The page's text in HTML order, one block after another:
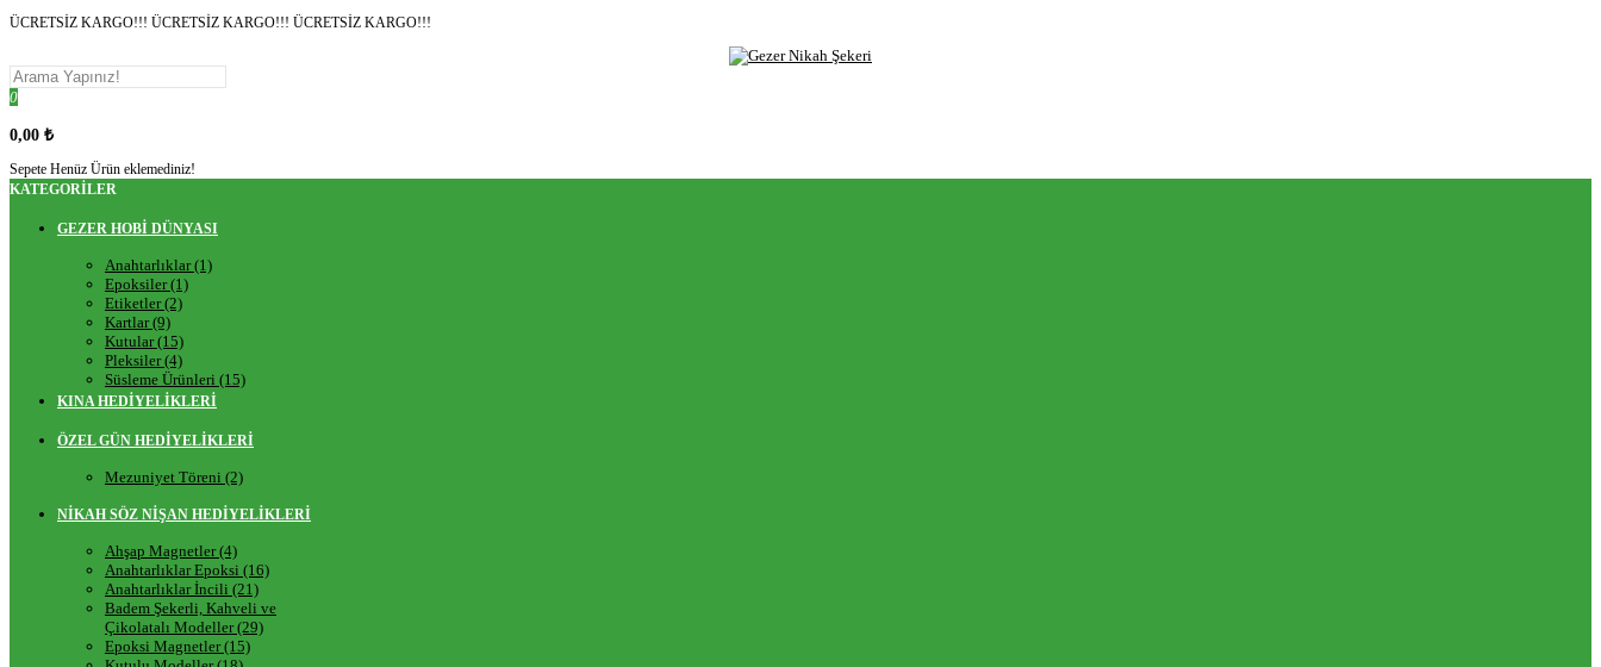
ÜCRETSİZ KARGO!!! ÜCRETSİZ KARGO!!! ÜCRETSİZ KARGO!!!
0
0,00 ₺
Sepete Henüz Ürün eklemediniz!
KATEGORILER
GEZER HOBİ DÜNYASI
Anahtarlıklar (1)
Epoksiler (1)
Etiketler (2)
Kartlar (9)
Kutular (15)
Pleksiler (4)
Süsleme Ürünleri (15)
KINA HEDİYELİKLERİ
ÖZEL GÜN HEDİYELİKLERİ
Mezuniyet Töreni (2)
NİKAH SÖZ NİŞAN HEDİYELİKLERİ
Ahşap Magnetler (4)
Anahtarlıklar Epoksi (16)
Anahtarlıklar İncili (21)
Badem Şekerli, Kahveli ve
Çikolatalı Modeller (29)
Epoksi Magnetler (15)